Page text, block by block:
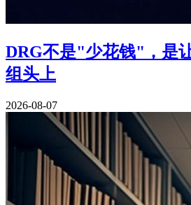
DRG不是"少花钱"，是
组头上
2026-08-07